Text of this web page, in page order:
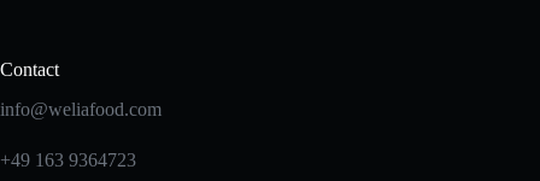
Contact
info@weliafood.com
+49 163 9364723